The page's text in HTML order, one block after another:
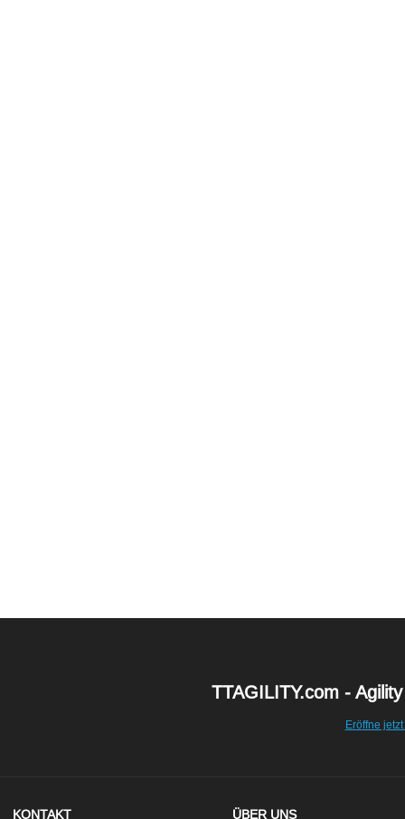
TTAGILITY.com -
Eröffne
KONTAKT ÜBER UNS